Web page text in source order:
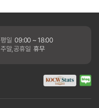
평일 09:00 ~ 18:00
주말,공휴일 휴무